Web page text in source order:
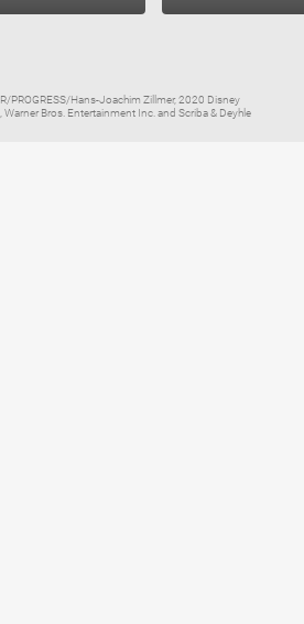
PROGRESS/Hans-Joachim Zillmer, 2020 Disney
Warner Bros. Entertainment Inc. and Scriba & Deyhle